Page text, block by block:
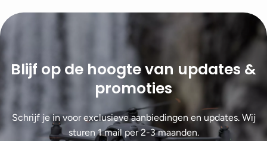
Blijf op de hoogte van updates &
promoties
Schrijf je in voor exclusieve aanbiedingen en updates. Wij
sturen 1 mail per 2-3 maanden.